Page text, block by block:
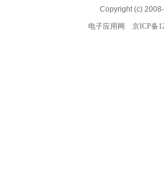
Copyright (c)
电子应用网
京ICP备